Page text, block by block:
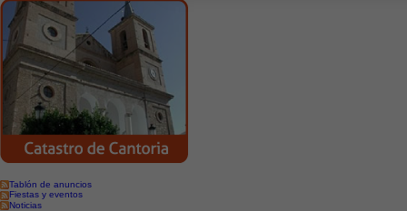
Tablón de anuncios
Fiestas y eventos
Noticias